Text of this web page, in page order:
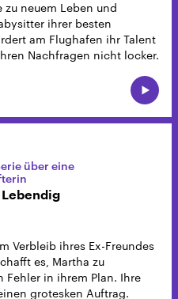
neuem Leben und
ihrer besten
am Flughafen ihr Talent
Nachfragen nicht locker.
über eine
Verbleib ihres Ex-Freundes
es, Martha zu
Fehler in ihrem Plan. Ihre
grotesken Auftrag.